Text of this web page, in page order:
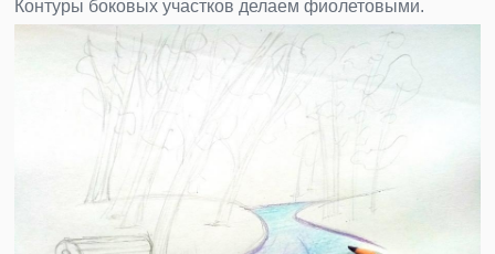
Контуры боковых участков делаем фиолетовыми.